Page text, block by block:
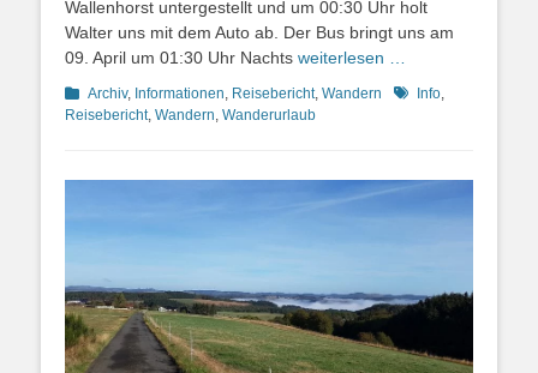
Wallenhorst untergestellt und um 00:30 Uhr holt
Walter uns mit dem Auto ab. Der Bus bringt uns am
09. April um 01:30 Uhr Nachts weiterlesen …
Kategorien
Archiv, Informationen, Reisebericht, Wandern Schlagworte
Info,
Reisebericht, Wandern, Wanderurlaub